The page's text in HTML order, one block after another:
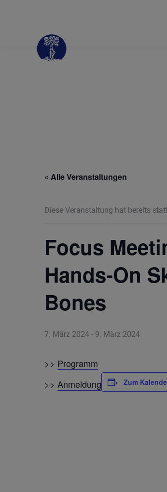
« Alle Veranstaltungen
Diese Veranstaltung hat bereits
Focus
Hands-On
Bones
7. März 2024 - 9. März 2024
>> Programm
>> Anmeldung Zum